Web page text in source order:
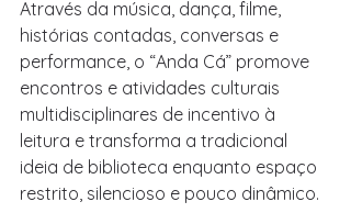
Através da música, dança, filme,
histórias contadas, conversas e
performance, o “Anda Cá” promove
encontros e atividades culturais
multidisciplinares de incentivo à
leitura e transforma a tradicional
ideia de biblioteca enquanto espaço
restrito, silencioso e pouco dinâmico.